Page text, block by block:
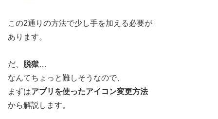
この2通りの方法で少し手を加える必要が
あります。
だ、 脱獄…
なんてちょっと難しそうなので、
まずはアプリを使ったアイコン変更方法
から解説します。